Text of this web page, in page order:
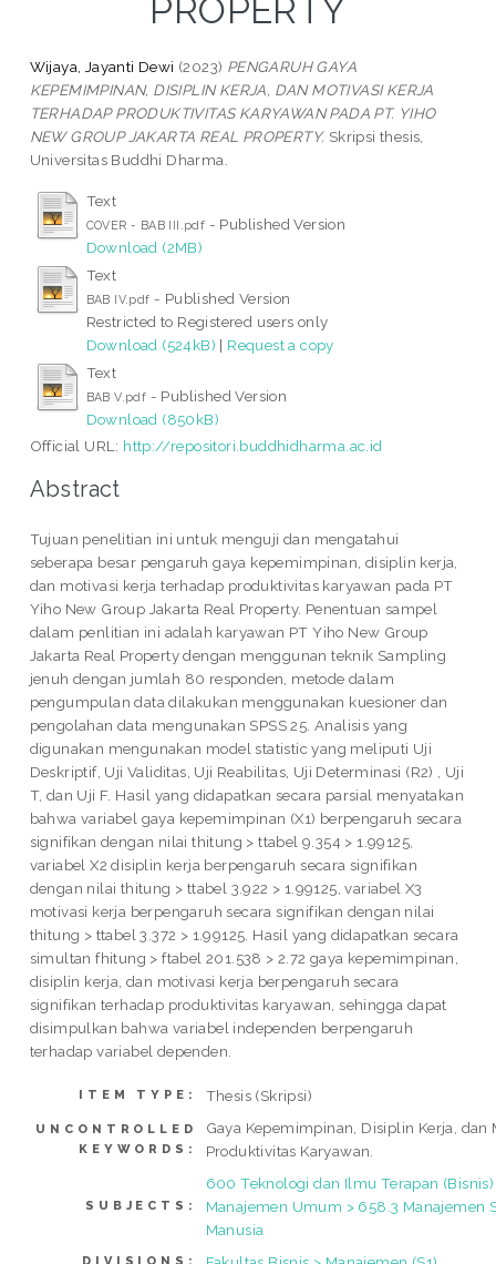
PROPERTY
Wijaya, Jayanti Dewi (2023) PENGARUH GAYA
KEPEMIMPINAN, DISIPLIN KERJA, DAN MOTIVASI KERJA
TERHADAP PRODUKTIVITAS KARYAWAN PADA PT. YIHO
NEW GROUP JAKARTA REAL PROPERTY. Skripsi thesis,
Universitas Buddhi Dharma.
Text
COVER - BAB III.pdf - Published Version
Download (2MB)
Text
BAB IV.pdf - Published Version
Restricted to Registered users only
Download (524kB) | Request a copy
Text
BAB V.pdf - Published Version
Download (850kB)
Official URL: http://repositori.buddhidharma.ac.id
Abstract
Tujuan penelitian ini untuk menguji dan mengatahui
seberapa besar pengaruh gaya kepemimpinan, disiplin kerja,
dan motivasi kerja terhadap produktivitas karyawan pada PT
Yiho New Group Jakarta Real Property. Penentuan sampel
dalam penlitian ini adalah karyawan PT Yiho New Group
Jakarta Real Property dengan menggunan teknik Sampling
jenuh dengan jumlah 80 responden, metode dalam
pengumpulan data dilakukan menggunakan kuesioner dan
pengolahan data mengunakan SPSS 25. Analisis yang
digunakan mengunakan model statistic yang meliputi Uji
Deskriptif, Uji Validitas, Uji Reabilitas, Uji Determinasi (R2) , Uji
T, dan Uji F. Hasil yang didapatkan secara parsial menyatakan
bahwa variabel gaya kepemimpinan (X1) berpengaruh secara
signifikan dengan nilai thitung > ttabel 9.354 > 1.99125,
variabel X2 disiplin kerja berpengaruh secara signifikan
dengan nilai thitung > ttabel 3.922 > 1.99125, variabel X3
motivasi kerja berpengaruh secara signifikan dengan nilai
thitung > ttabel 3.372 > 1.99125. Hasil yang didapatkan secara
simultan fhitung > ftabel 201.538 > 2.72 gaya kepemimpinan,
disiplin kerja, dan motivasi kerja berpengaruh secara
signifikan terhadap produktivitas karyawan, sehingga dapat
disimpulkan bahwa variabel independen berpengaruh
terhadap variabel dependen.
ITEM TYPE: Thesis (Skripsi)
UNCONTROLLED
KEYWORDS:
Gaya Kepemimpinan, Disiplin Kerja, dan
Produktivitas Karyawan.
SUBJECTS:
600 Teknologi dan Ilmu Terapan
Manajemen Umum > 658.3 Manajemen
Manusia
DIVISIONS: